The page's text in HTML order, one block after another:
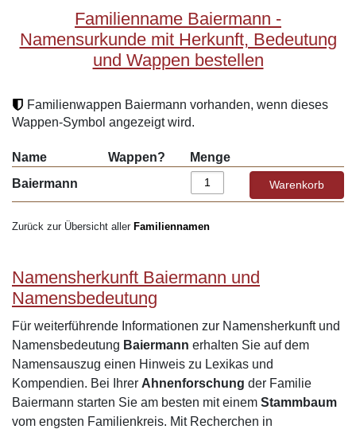
Familienname Baiermann -
Namensurkunde mit Herkunft, Bedeutung
und Wappen bestellen
Familienwappen Baiermann vorhanden, wenn dieses
Wappen-Symbol angezeigt wird.
Name Wappen?
Menge
Baiermann
Zurück zur Übersicht aller Familiennamen
Namensherkunft Baiermann und
Namensbedeutung
Für weiterführende Informationen zur Namensherkunft und
Namensbedeutung Baiermann erhalten Sie auf dem
Namensauszug einen Hinweis zu Lexikas und
Kompendien. Bei Ihrer Ahnenforschung der Familie
Baiermann starten Sie am besten mit einem Stammbaum
vom engsten Familienkreis. Mit Recherchen in